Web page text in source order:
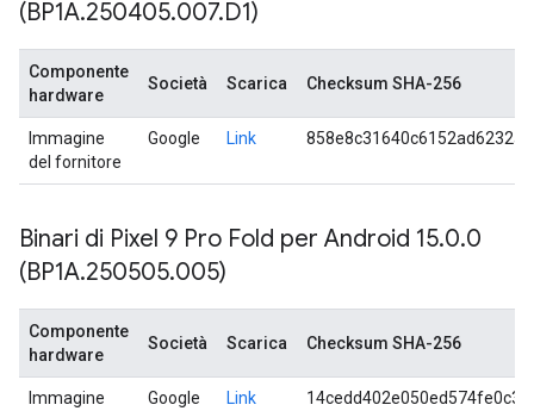
(BP1A.250405.007.D1)
Componente
hardware
Società Scarica Checksum SHA-256
Immagine
del fornitore
Google Link
Binari di Pixel 9 Pro Fold per Android 15.0.0
(BP1A.250505.005)
Componente
hardware
Società Scarica Checksum SHA-256
Immagine
Google Link